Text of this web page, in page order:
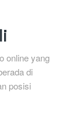
online yang
di
posisi